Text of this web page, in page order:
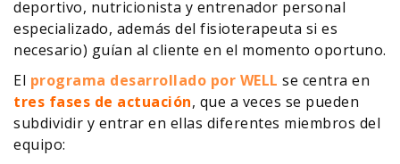
deportivo, nutricionista y entrenador personal
especializado, además del fisioterapeuta si es
necesario) guían al cliente en el momento oportuno.
El programa desarrollado por WELL se centra en
tres fases de actuación, que a veces se pueden
subdividir y entrar en ellas diferentes miembros del
equipo: